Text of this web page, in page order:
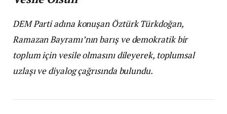
DEM Parti adına konuşan Öztürk Türkdoğan,
Ramazan Bayramı’nın barış ve demokratik bir
toplum için vesile olmasını dileyerek, toplumsal
uzlaşı ve diyalog çağrısında bulundu.